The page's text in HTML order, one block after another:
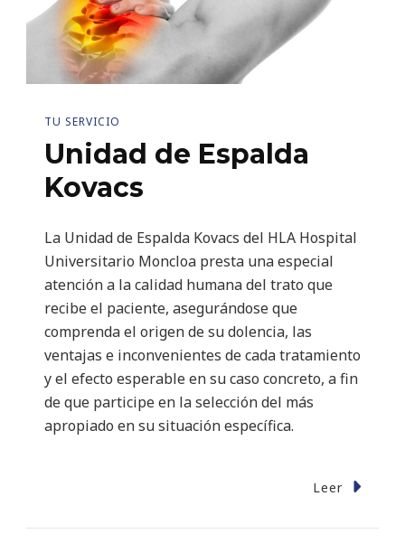
TU SERVICIO
Unidad de Espalda
Kovacs
La Unidad de Espalda Kovacs del HLA Hospital
Universitario Moncloa presta una especial
atención a la calidad humana del trato que
recibe el paciente, asegurándose que
comprenda el origen de su dolencia, las
ventajas e inconvenientes de cada tratamiento
y el efecto esperable en su caso concreto, a fin
de que participe en la selección del más
apropiado en su situación específica.
Leer